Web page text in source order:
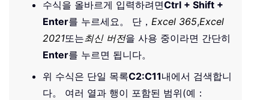
수식을 올바르게 입력하려면Ctrl + Shift +
Enter를 누르세요。 단， Excel 365,Excel
2021또는최신 버전을 사용 중이라면 간단히
Enter를 누르면 됩니다。
위 수식은 단일 목록C2:C11내에서 검색합니
다。 여러 열과 행이 포함된 범위(예：